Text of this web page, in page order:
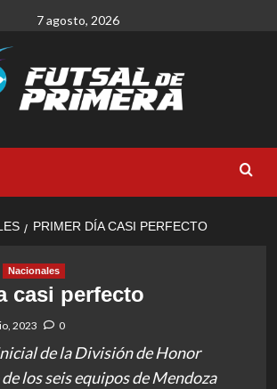
7 agosto, 2026
PRIMER DÍA CASI PERFECTO
Nacionales
casi perfecto
2023 0
de la División de Honor
los seis equipos de Mendoza